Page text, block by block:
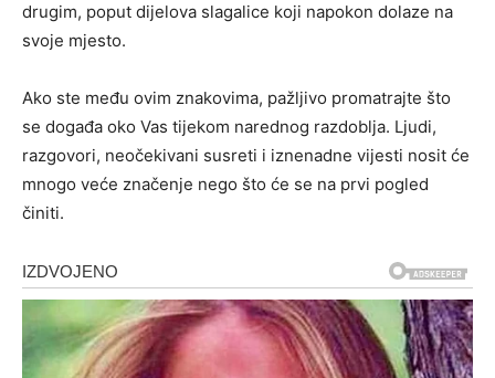
drugim, poput dijelova slagalice koji napokon dolaze na
svoje mjesto.
Ako ste među ovim znakovima, pažljivo promatrajte što
se događa oko Vas tijekom narednog razdoblja. Ljudi,
razgovori, neočekivani susreti i iznenadne vijesti nosit će
mnogo veće značenje nego što će se na prvi pogled
činiti.